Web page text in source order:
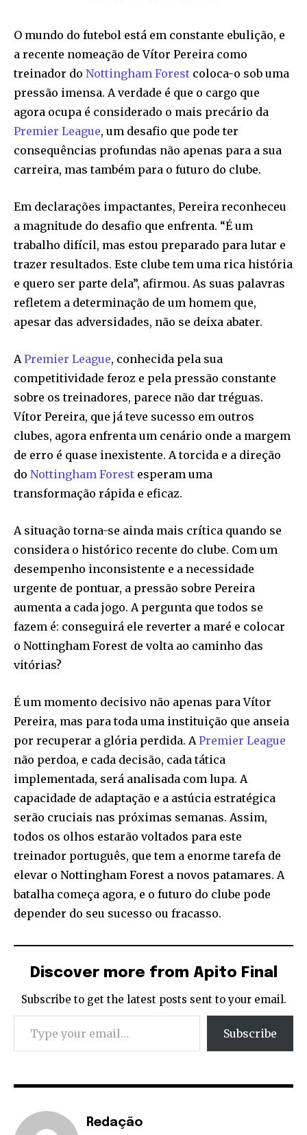
O mundo do futebol está em constante ebulição, e
a recente nomeação de Vítor Pereira como
treinador do Nottingham Forest coloca-o sob uma
pressão imensa. A verdade é que o cargo que
agora ocupa é considerado o mais precário da
Premier League, um desafio que pode ter
consequências profundas não apenas para a sua
carreira, mas também para o futuro do clube.
Em declarações impactantes, Pereira reconheceu
a magnitude do desafio que enfrenta. “É um
trabalho difícil, mas estou preparado para lutar e
trazer resultados. Este clube tem uma rica história
e quero ser parte dela”, afirmou. As suas palavras
refletem a determinação de um homem que,
apesar das adversidades, não se deixa abater.
APremier League, conhecida pela sua
competitividade feroz e pela pressão constante
sobre os treinadores, parece não dar tréguas.
Vítor Pereira, que já teve sucesso em outros
clubes, agora enfrenta um cenário onde a margem
de erro é quase inexistente. A torcida e a direção
do Nottingham Forest esperam uma
transformação rápida e eficaz.
A situação torna-se ainda mais crítica quando se
considera o histórico recente do clube. Com um
desempenho inconsistente e a necessidade
urgente de pontuar, a pressão sobre Pereira
aumenta a cada jogo. A pergunta que todos se
fazem é: conseguirá ele reverter a maré e colocar
o Nottingham Forest de volta ao caminho das
vitórias?
É um momento decisivo não apenas para Vítor
Pereira, mas para toda uma instituição que anseia
por recuperar a glória perdida. APremier League
não perdoa, e cada decisão, cada tática
implementada, será analisada com lupa. A
capacidade de adaptação e a astúcia estratégica
serão cruciais nas próximas semanas. Assim,
todos os olhos estarão voltados para este
treinador português, que tem a enorme tarefa de
elevar o Nottingham Forest a novos patamares. A
batalha começa agora, e o futuro do clube pode
depender do seu sucesso ou fracasso.
Discover more from Apito Final
Subscribe to get the latest posts sent to your email.
Type your email…
Subscribe
Redação